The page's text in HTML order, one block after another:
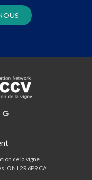
de la vigne
ON L2R 6P9 CA